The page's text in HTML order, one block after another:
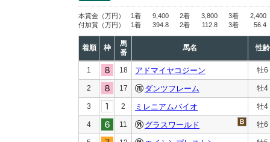
本賞金 （万円） 1着 9,400 2着 3,800 3着
2,400
付加賞 （万円） 1着 394.8 2着 112.8 3着 56.4
着順 枠
馬
番
馬名 性齢
1 18 アドマイヤコジーン 牡6
2 17 ダンツフレーム 牡4
3 2 ミレニアムバイオ 牡4
4 11 グラスワールド 牡6